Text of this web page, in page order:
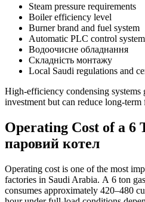
Steam pressure requirements
Boiler efficiency level
Burner brand and fuel system
Automatic PLC control
Водоочисне обладнання
Складність монтажу
Local Saudi regulations and
High-efficiency condensing
investment but can reduce long-
Operating Cost of a 6
паровий котел
Operating cost is one of the most
factories in Saudi Arabia. А 6 ton
consumes approximately 420–480